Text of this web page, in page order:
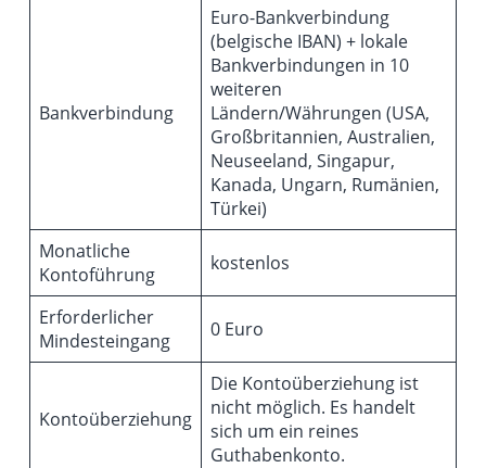
Bankverbindung
Euro-Bankverbindung
(belgische IBAN) + lokale
Bankverbindungen in 10
weiteren
Ländern/Währungen (USA,
Großbritannien, Australien,
Neuseeland, Singapur,
Kanada, Ungarn, Rumänien,
Türkei)
Monatliche
Kontoführung
kostenlos
Erforderlicher
Mindesteingang
0 Euro
Kontoüberziehung
Die Kontoüberziehung ist
nicht möglich. Es handelt
sich um ein reines
Guthabenkonto.